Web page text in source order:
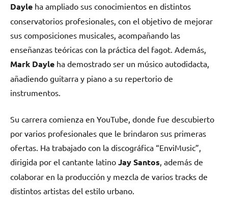
Dayle ha ampliado sus conocimientos en distintos
conservatorios profesionales, con el objetivo de mejorar
sus composiciones musicales, acompañando las
enseñanzas teóricas con la práctica del fagot. Además,
Mark Dayle ha demostrado ser un músico autodidacta,
añadiendo guitarra y piano a su repertorio de
instrumentos.
Su carrera comienza en YouTube, donde fue descubierto
por varios profesionales que le brindaron sus primeras
ofertas. Ha trabajado con la discográfica “EnviMusic”,
dirigida por el cantante latino Jay Santos , además de
colaborar en la producción y mezcla de varios tracks de
distintos artistas del estilo urbano.